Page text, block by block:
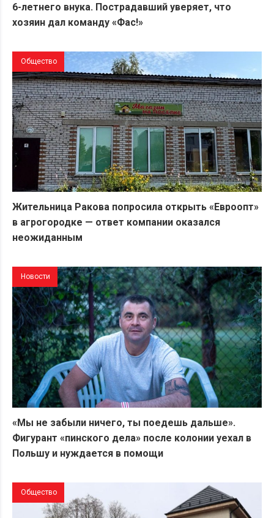
6-летнего внука. Пострадавший уверяет, что
хозяин дал команду «Фас!»
Общество
Жительница Ракова попросила открыть «Евроопт»
в агрогородке — ответ компании оказался
неожиданным
Новости
«Мы не забыли ничего, ты поедешь дальше».
Фигурант «пинского дела» после колонии уехал в
Польшу и нуждается в помощи
Общество